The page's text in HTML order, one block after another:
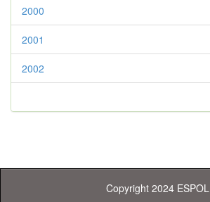
2000
2001
2002
Copyright 2024 ESPOL